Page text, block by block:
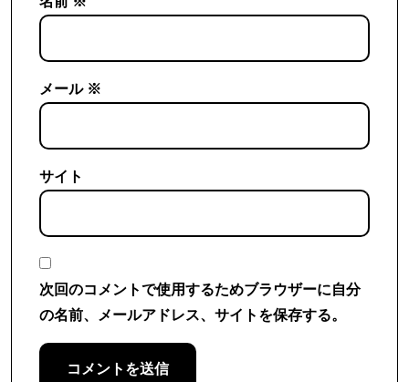
メール ※
サイト
次回のコメントで使用するためブラウザーに自分
の名前、メールアドレス、サイトを保存する。